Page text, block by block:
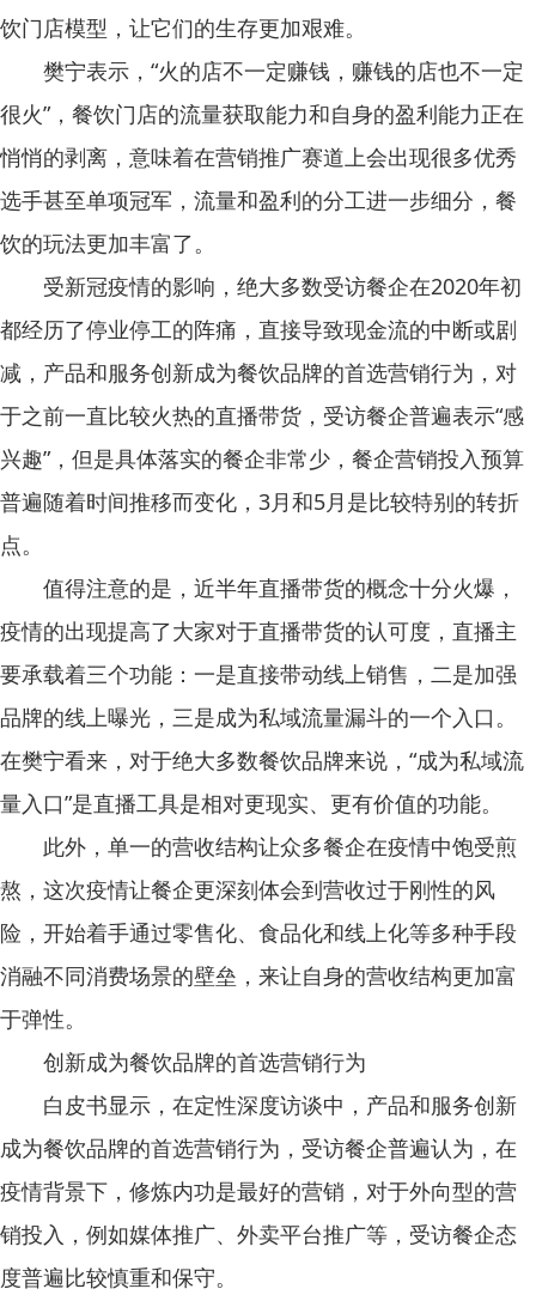
饮门店模型，让它们的生存更加艰难。
樊宁表示，“火的店不一定赚钱，赚钱的店也不一定
很火”，餐饮门店的流量获取能力和自身的盈利能力正在
悄悄的剥离，意味着在营销推广赛道上会出现很多优秀
选手甚至单项冠军，流量和盈利的分工进一步细分，餐
饮的玩法更加丰富了。
受新冠疫情的影响，绝大多数受访餐企在2020年初
都经历了停业停工的阵痛，直接导致现金流的中断或剧
减，产品和服务创新成为餐饮品牌的首选营销行为，对
于之前一直比较火热的直播带货，受访餐企普遍表示“感
兴趣”，但是具体落实的餐企非常少，餐企营销投入预算
普遍随着时间推移而变化，3月和5月是比较特别的转折
点。
值得注意的是，近半年直播带货的概念十分火爆，
疫情的出现提高了大家对于直播带货的认可度，直播主
要承载着三个功能：一是直接带动线上销售，二是加强
品牌的线上曝光，三是成为私域流量漏斗的一个入口。
在樊宁看来，对于绝大多数餐饮品牌来说，“成为私域流
量入口”是直播工具是相对更现实、更有价值的功能。
此外，单一的营收结构让众多餐企在疫情中饱受煎
熬，这次疫情让餐企更深刻体会到营收过于刚性的风
险，开始着手通过零售化、食品化和线上化等多种手段
消融不同消费场景的壁垒，来让自身的营收结构更加富
于弹性。
创新成为餐饮品牌的首选营销行为
白皮书显示，在定性深度访谈中，产品和服务创新
成为餐饮品牌的首选营销行为，受访餐企普遍认为，在
疫情背景下，修炼内功是最好的营销，对于外向型的营
销投入，例如媒体推广、外卖平台推广等，受访餐企态
度普遍比较慎重和保守。